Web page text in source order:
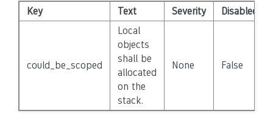
Key Text Severity Disabled
could_be_scoped
Local
objects
shall be
allocated
on the
stack.
None False